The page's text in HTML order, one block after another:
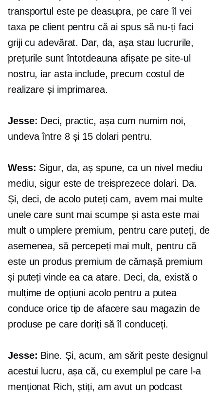
transportul este pe deasupra, pe care îl vei
taxa pe client pentru că ai spus să nu-ți faci
griji cu adevărat. Dar, da, așa stau lucrurile,
prețurile sunt întotdeauna afișate pe site-ul
nostru, iar asta include, precum costul de
realizare și imprimarea.
Jesse: Deci, practic, așa cum numim noi,
undeva între 8 și 15 dolari pentru.
Wess: Sigur, da, aș spune, ca un nivel mediu
mediu, sigur este de treisprezece dolari. Da.
Și, deci, de acolo puteți cam, avem mai multe
unele care sunt mai scumpe și asta este mai
mult o umplere premium, pentru care puteți, de
asemenea, să percepeți mai mult, pentru că
este un produs premium de cămașă premium
și puteți vinde ea ca atare. Deci, da, există o
mulțime de opțiuni acolo pentru a putea
conduce orice tip de afacere sau magazin de
produse pe care doriți să îl conduceți.
Jesse: Bine. Și, acum, am sărit peste designul
acestui lucru, așa că, cu exemplul pe care l-a
menționat Rich, știți, am avut un podcast